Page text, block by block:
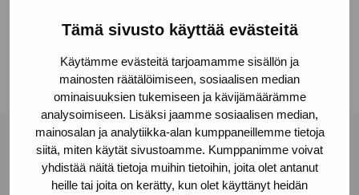
Tämä sivusto käyttää evästeitä
Käytämme evästeitä tarjoamamme sisällön ja
mainosten räätälöimiseen, sosiaalisen median
ominaisuuksien tukemiseen ja kävijämäärämme
analysoimiseen. Lisäksi jaamme sosiaalisen median,
mainosalan ja analytiikka-alan kumppaneillemme tietoja
siitä, miten käytät sivustoamme. Kumppanimme voivat
yhdistää näitä tietoja muihin tietoihin, joita olet antanut
heille tai joita on kerätty, kun olet käyttänyt heidän
Facebook
Pro Artibus Foundation